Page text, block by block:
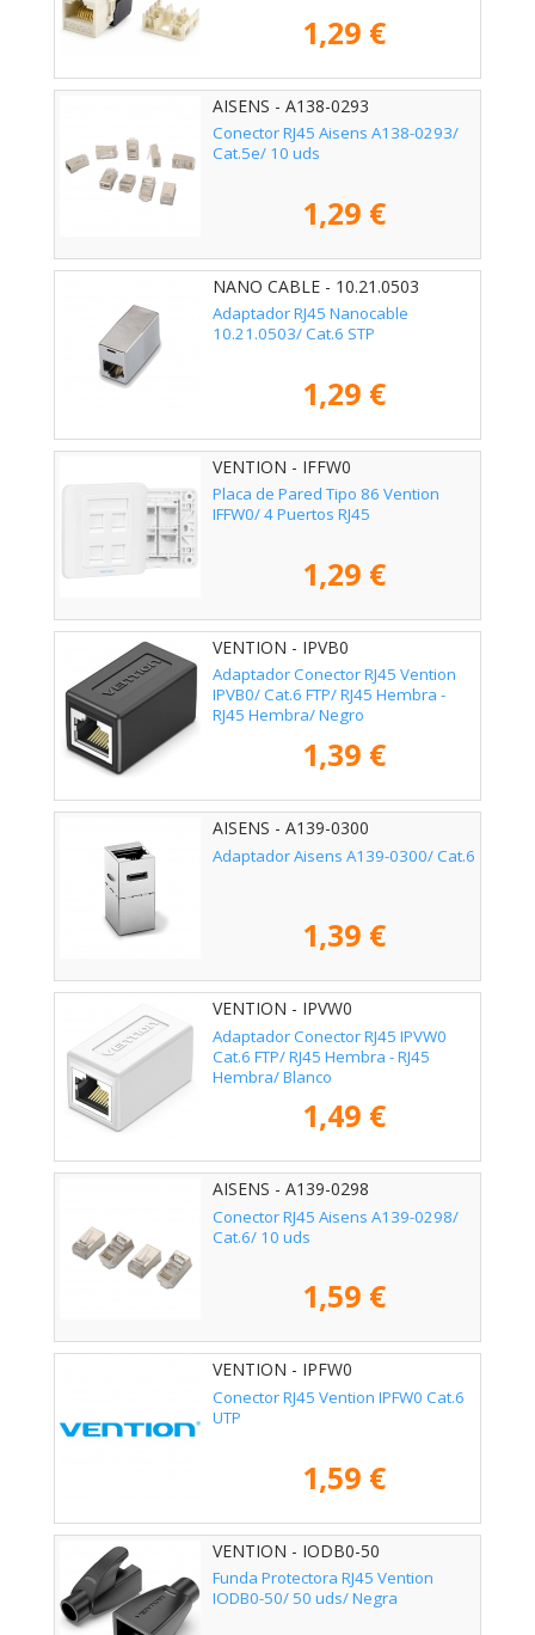
1,29 €
AISENS - A138-0293
Conector RJ45 Aisens A138-0293/
Cat.5e/ 10 uds
1,29 €
NANO CABLE - 10.21.0503
Adaptador RJ45 Nanocable
10.21.0503/ Cat.6 STP
1,29 €
VENTION - IFFW0
Placa de Pared Tipo 86 Vention
IFFW0/ 4 Puertos RJ45
1,29 €
VENTION - IPVB0
Adaptador Conector RJ45 Vention
IPVB0/ Cat.6 FTP/ RJ45 Hembra -
RJ45 Hembra/ Negro
1,39 €
AISENS - A139-0300
Adaptador Aisens A139-0300/ Cat.6
1,39 €
VENTION - IPVW0
Adaptador Conector RJ45 IPVW0
Cat.6 FTP/ RJ45 Hembra - RJ45
Hembra/ Blanco
1,49 €
AISENS - A139-0298
Conector RJ45 Aisens A139-0298/
Cat.6/ 10 uds
1,59 €
VENTION - IPFW0
Conector RJ45 Vention IPFW0 Cat.6
UTP
1,59 €
VENTION - IODB0-50
Funda Protectora RJ45 Vention
IODB0-50/ 50 uds/ Negra